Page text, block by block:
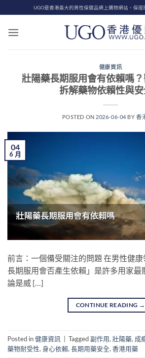
to
content
UGO是香港最大的男性保健品網上購物網站、保證
健康資訊
壯陽藥長期服用會有依賴嗎
拆解藥物依賴性與
POSTED ON 2026-06-04 BY香
04
6 月
前言：一個備受關注的問題 在男性健
長期服用會否產生依賴」是許多用家最
論是威 […]
CONTINUE READING →
Posted in健康資訊 Tagged副作用,壯陽藥, 成
藥物耐受性,身心依賴,長期用藥安全,香港用藥